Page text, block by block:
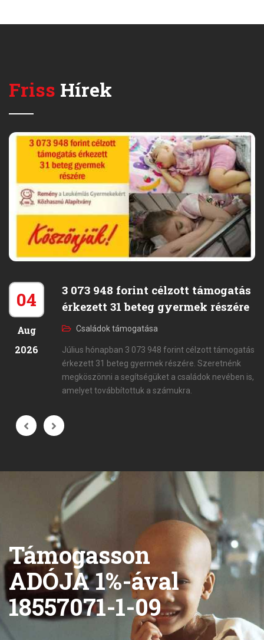
Friss Hírek
04
Aug
2026
3 073 948 forint célzott támogatás
érkezett 31 beteg gyermek részére
Családok támogatása
Július hónapban 3 073 948 forint célzott támogatás
érkezett 31 beteg gyermek részére. Szeretnénk
megköszönni a segítségüket a családok nevében is,
amelyet továbbítottuk a számukra.
Támogasson
ADÓJA 1%-ával
18557071-1-09